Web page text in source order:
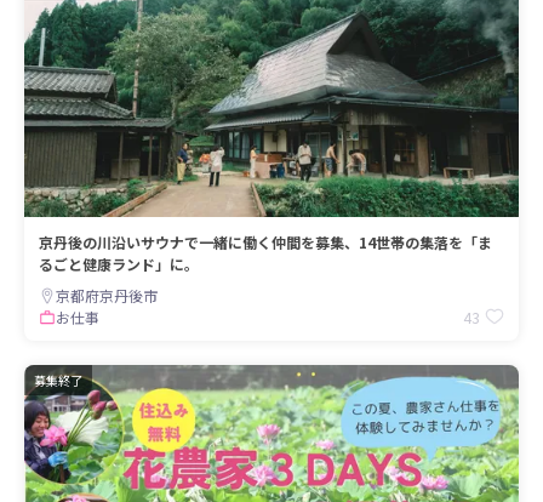
京丹後の川沿いサウナで一緒に働く仲間を募集、14世帯の集落を「ま
るごと健康ランド」に。
京都府京丹後市
お仕事
43
募集終了